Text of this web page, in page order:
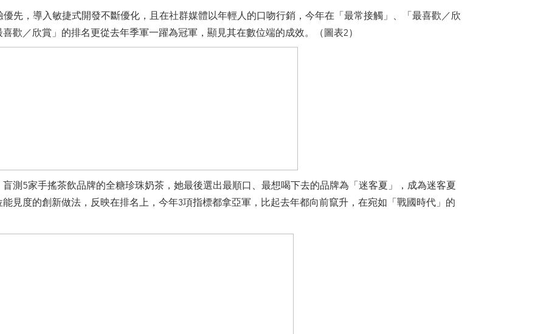
先，導入敏捷式開發不斷優化，且在社群媒體以年輕人的口吻行銷，今年在「最常接觸」、「最喜歡／欣
歡／欣賞」的排名更從去年季軍一躍為冠軍，顯見其在數位端的成效。（圖表2）
測5家手搖茶飲品牌的全糖珍珠奶茶，她最後選出最順口、最想喝下去的品牌為「迷客夏」，成為迷客夏
見度的創新做法，反映在排名上，今年3項指標都拿亞軍，比起去年都向前竄升，在宛如「戰國時代」的